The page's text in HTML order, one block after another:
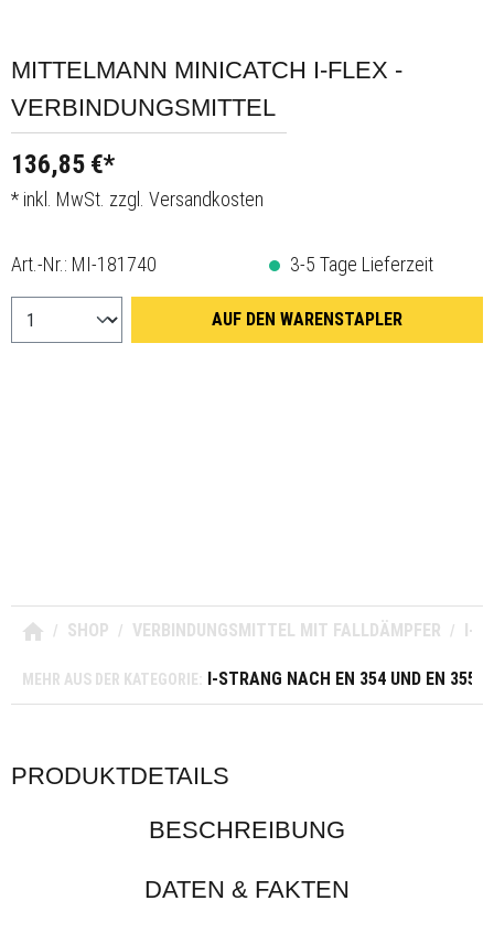
MITTELMANN MINICATCH I-FLEX -
VERBINDUNGSMITTEL
136,85 €*
* inkl. MwSt. zzgl. Versandkosten
Art.-Nr.: MI-181740 3-5 Tage Lieferzeit
AUF DEN WARENSTAPLER
/ SHOP / VERBINDUNGSMITTEL MIT FALLDÄMPFER / I-
MEHR AUS DER KATEGORIE: I-STRANG NACH EN 354 UND EN 355
PRODUKTDETAILS
BESCHREIBUNG
DATEN & FAKTEN